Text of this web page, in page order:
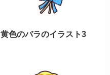
黄色のバラのイラスト3